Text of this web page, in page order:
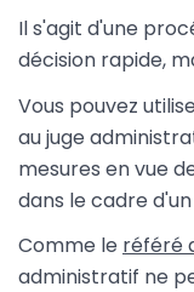
Il s'agit d'une
décision rapide,
Vous pouvez
au juge
mesures en vue
dans le cadre
Comme le référé
administratif ne